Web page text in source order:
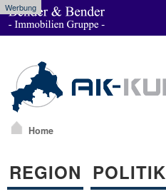
Werbung
Home
REGION POLITIK